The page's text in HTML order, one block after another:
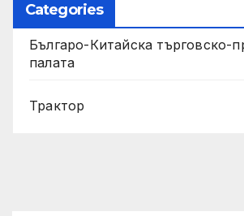
Categories
Българо-Китайска търговско-
палата
Трактор